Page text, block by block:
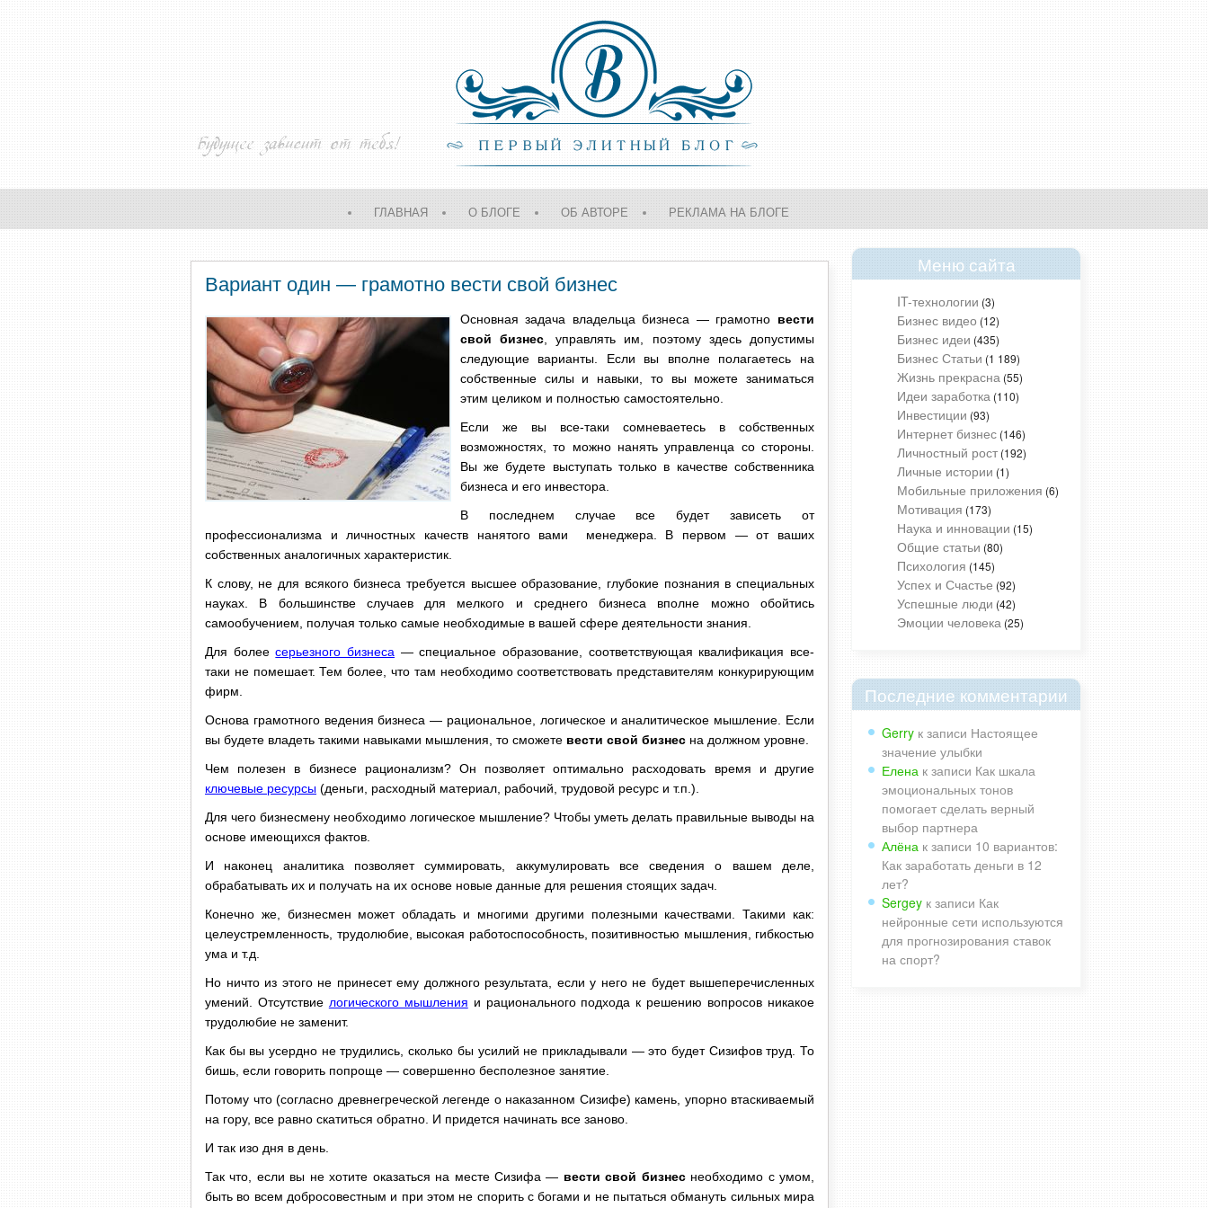
ГЛАВНАЯ О БЛОГЕ ОБ АВТОРЕ РЕКЛАМА НА БЛОГЕ
Меню сайта
IT-технологии (3)
Бизнес видео (12)
Бизнес идеи (435)
Бизнес Статьи (1 189)
Жизнь прекрасна (55)
Идеи заработка (110)
Инвестиции (93)
Интернет бизнес (146)
Личностный рост (192)
Личные истории (1)
Мобильные приложения (6)
Мотивация (173)
Наука и инновации (15)
Общие статьи (80)
Психология (145)
Успех и Счастье (92)
Успешные люди (42)
Эмоции человека (25)
Последние комментарии
Gerry к записи Настоящее
значение улыбки
Елена к записи Как шкала
эмоциональных тонов
помогает сделать верный
выбор партнера
Алёна к записи 10 вариантов:
Как заработать деньги в 12
лет?
Sergey к записи Как
нейронные сети используются
для прогнозирования ставок
на спорт?
Вариант один — грамотно вести свой бизнес
Основная задача владельца бизнеса — грамотно вести
свой бизнес , управлять им, поэтому здесь допустимы
следующие варианты. Если вы вполне полагаетесь на
собственные силы и навыки, то вы можете заниматься
этим целиком и полностью самостоятельно.
Если же вы все-таки сомневаетесь в собственных
возможностях, то можно нанять управленца со стороны.
Вы же будете выступать только в качестве собственника
бизнеса и его инвестора.
В последнем случае все будет зависеть от
профессионализма и личностных качеств нанятого вами
менеджера. В первом — от ваших
собственных аналогичных характеристик.
К слову, не для всякого бизнеса требуется высшее образование, глубокие познания в специальных
науках. В большинстве случаев для мелкого и среднего бизнеса вполне можно обойтись
самообучением, получая только самые необходимые в вашей сфере деятельности знания.
Для болеесерьезного бизнеса — специальное образование, соответствующая квалификация все-
таки не помешает. Тем более, что там необходимо соответствовать представителям конкурирующим
фирм.
Основа грамотного ведения бизнеса — рациональное, логическое и аналитическое мышление. Если
вы будете владеть такими навыками мышления, то сможете вести свой бизнес на должном уровне.
Чем полезен в бизнесе рационализм? Он позволяет оптимально расходовать время и другие
ключевые ресурсы (деньги, расходный материал, рабочий, трудовой ресурс и т.п.).
Для чего бизнесмену необходимо логическое мышление? Чтобы уметь делать правильные выводы на
основе имеющихся фактов.
И наконец аналитика позволяет суммировать, аккумулировать все сведения о вашем деле,
обрабатывать их и получать на их основе новые данные для решения стоящих задач.
Конечно же, бизнесмен может обладать и многими другими полезными качествами. Такими как:
целеустремленность, трудолюбие, высокая работоспособность, позитивностью мышления, гибкостью
ума и т.д.
Но ничто из этого не принесет ему должного результата, если у него не будет вышеперечисленных
умений. Отсутствие логического мышления и рационального подхода к решению вопросов никакое
трудолюбие не заменит.
Как бы вы усердно не трудились, сколько бы усилий не прикладывали — это будет Сизифов труд. То
бишь, если говорить попроще — совершенно бесполезное занятие.
Потому что (согласно древнегреческой легенде о наказанном Сизифе) камень, упорно втаскиваемый
на гору, все равно скатиться обратно. И придется начинать все заново.
И так изо дня в день.
Так что, если вы не хотите оказаться на месте Сизифа — вести свой бизнеснеобходимо с умом,
быть во всем добросовестным и при этом не спорить с богами и не пытаться обмануть сильных мира